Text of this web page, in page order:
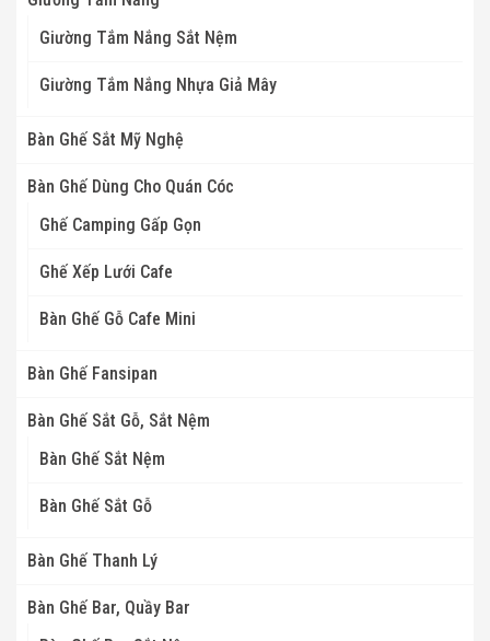
Giường Tắm Nắng Sắt Nệm
Giường Tắm Nắng Nhựa Giả Mây
Bàn Ghế Sắt Mỹ Nghệ
Bàn Ghế Dùng Cho Quán Cóc
Ghế Camping Gấp Gọn
Ghế Xếp Lưới Cafe
Bàn Ghế Gỗ Cafe Mini
Bàn Ghế Fansipan
Bàn Ghế Sắt Gỗ, Sắt Nệm
Bàn Ghế Sắt Nệm
Bàn Ghế Sắt Gỗ
Bàn Ghế Thanh Lý
Bàn Ghế Bar, Quầy Bar